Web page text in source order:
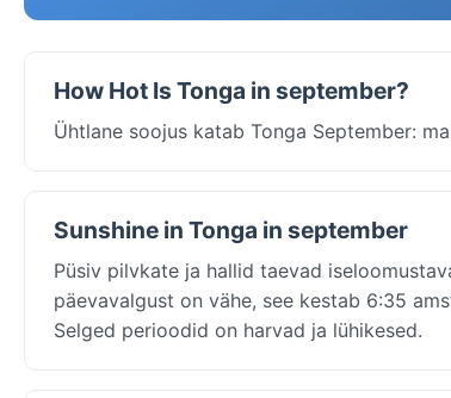
How Hot Is Tonga in september?
Ühtlane soojus katab Tonga September:
Sunshine in Tonga in september
Püsiv pilvkate ja hallid taevad
päevavalgust on vähe, see kestab 6:35
Selged perioodid on harvad ja lühikesed.